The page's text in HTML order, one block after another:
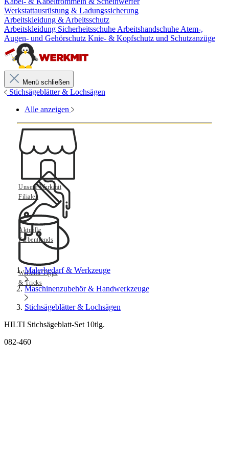
Werkstattausrüstung & Ladungssicherung
Arbeitskleidung & Arbeitsschutz
Arbeitskleidung Sicherheitsschuhe Arbeitshandschuhe Atem-,
Augen- und Gehörschutz Knie- & Kopfschutz und Schutzanzüge
Menü schließen
Stichsägeblätter & Lochsägen
Alle anzeigen
Unsere Werkmit
Filialen
Aktuelle
Farbentrends
Werkmit Tipps
& Tricks
Malerbedarf & Werkzeuge
Maschinenzubehör & Handwerkzeuge
Stichsägeblätter & Lochsägen
HILTI Stichsägeblatt-Set 10tlg.
082-460